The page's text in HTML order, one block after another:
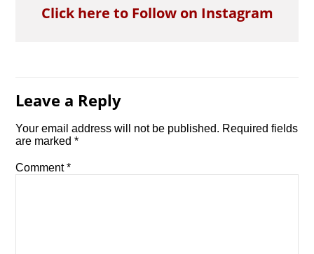
Click here to Follow on Instagram
Leave a Reply
Your email address will not be published. Required fields
are marked*
Comment*